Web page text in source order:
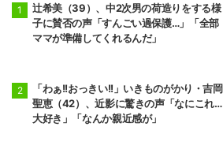
辻希美（39）、中2次男の荷造りをする様
子に賛否の声「すんごい過保護…」「全部
ママが準備してくれるんだ」
「わぁ!!おっきい!!」いきものがかり・吉岡
聖恵（42）、近影に驚きの声「なにこれ…
大好き」「なんか親近感が」